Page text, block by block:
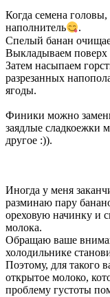
Когда семена
наполнитель
.
Спелый банан
Выкладываем поверх
Затем насыпаем
разрезанных
ягоды.
Финики можно
заядлые сладкоежки
другое :)).
Иногда у меня
разминаю пару
ореховую начинку и
молока.
Обращаю ваше
холодильнике
Поэтому, для такого
открытое молоко,
проблему густоты